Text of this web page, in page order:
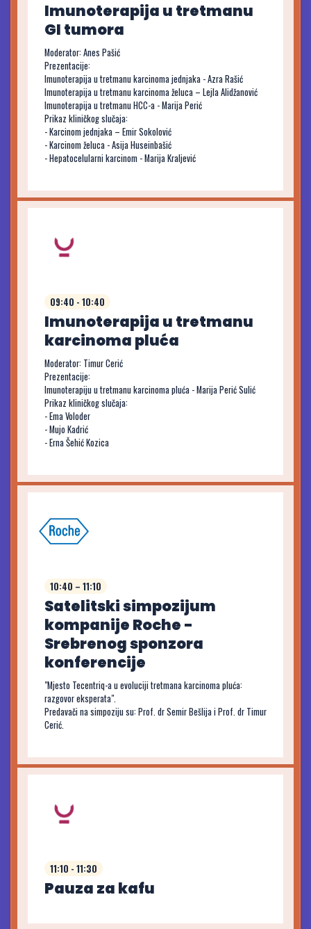
Imunoterapija u tretmanu
GI tumora
Moderator: Anes Pašić
Prezentacije:
Imunoterapija u tretmanu karcinoma jednjaka - Azra Rašić
Imunoterapija u tretmanu karcinoma želuca – Lejla Alidžanović
Imunoterapija u tretmanu HCC-a - Marija Perić
Prikaz kliničkog slučaja:
- Karcinom jednjaka – Emir Sokolović
- Karcinom želuca - Asija Huseinbašić
- Hepatocelularni karcinom - Marija Kraljević
09:40 - 10:40
Imunoterapija u tretmanu
karcinoma pluća
Moderator: Timur Cerić
Prezentacije:
Imunoterapiju u tretmanu karcinoma pluća - Marija Perić Sulić
Prikaz kliničkog slučaja:
- Ema Voloder
- Mujo Kadrić
- Erna Šehić Kozica
10:40 – 11:10
Satelitski simpozijum
kompanije Roche -
Srebrenog sponzora
konferencije
"Mjesto Tecentriq-a u evoluciji tretmana karcinoma pluća:
razgovor eksperata".
Predavači na simpoziju su: Prof. dr Semir Bešlija i Prof. dr Timur
Cerić.
11:10 - 11:30
Pauza za kafu